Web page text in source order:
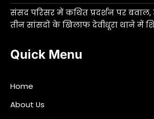
संसद परिसर में कथित प्रदर्शन पर बवाल,
तीन सांसदों के खिलाफ देवीधूरा थाने में
Quick Menu
Home
About Us